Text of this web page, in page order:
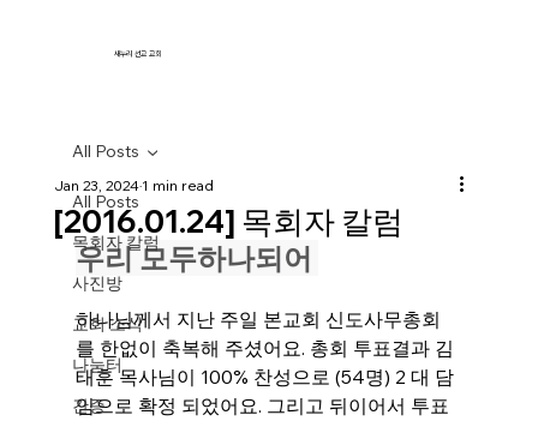
새누리 선교 교회
All Posts
목회자 칼럼
사진방
교회 소식
나눔터
간증
All Posts
[2016.01.24] 목회자 칼럼
Jan 23, 20241 min read
우리 모두하나되어
하나님께서 지난 주일 본교회 신도사무총회
를 한없이 축복해 주셨어요. 총회 투표결과 김
태훈 목사님이 100% 찬성으로 (54명) 2 대 담
임으로 확정 되었어요. 그리고 뒤이어서 투표